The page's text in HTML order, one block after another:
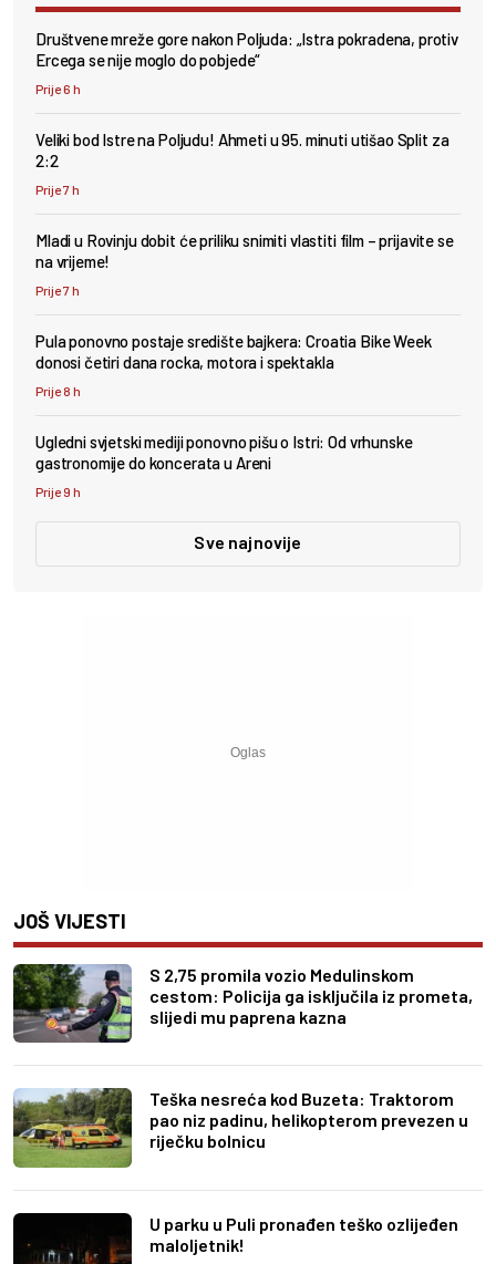
Društvene mreže gore nakon Poljuda: „Istra pokradena, protiv
Ercega se nije moglo do pobjede“
Prije 6 h
Veliki bod Istre na Poljudu! Ahmeti u 95. minuti utišao Split za
2:2
Prije 7 h
Mladi u Rovinju dobit će priliku snimiti vlastiti film – prijavite se
na vrijeme!
Prije 7 h
Pula ponovno postaje središte bajkera: Croatia Bike Week
donosi četiri dana rocka, motora i spektakla
Prije 8 h
Ugledni svjetski mediji ponovno pišu o Istri: Od vrhunske
gastronomije do koncerata u Areni
Prije 9 h
Sve najnovije
JOŠ VIJESTI
S 2,75 promila vozio Medulinskom
cestom: Policija ga isključila iz prometa,
slijedi mu paprena kazna
Teška nesreća kod Buzeta: Traktorom
pao niz padinu, helikopterom prevezen u
riječku bolnicu
U parku u Puli pronađen teško ozlijeđen
maloljetnik!